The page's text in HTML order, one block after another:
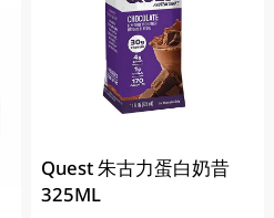
Quest 朱古力蛋白奶昔
325ML